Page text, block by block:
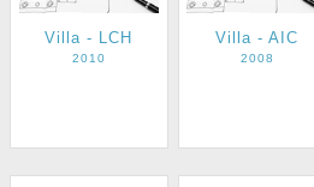
Villa - LCH
2010
Villa - AIC
2008